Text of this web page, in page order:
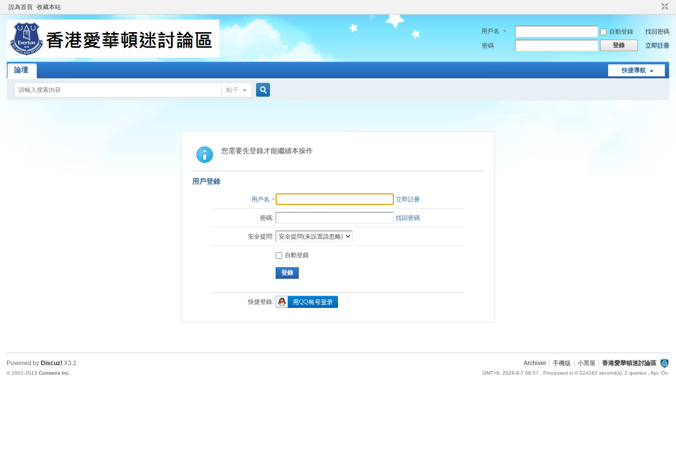
設為首頁 收藏本站
用戶名 自動登錄
找回密碼
密碼
登錄 立即註冊
快捷導航
論壇
帖子
索
您需要先登錄才能繼續本操作
用戶登錄
用戶名 立即註冊
密碼: 找回密碼
安全提問:
自動登錄
登錄
快捷登錄:
Archiver 手機版 小黑屋 香港愛華頓迷討論區
GMT+8, 2026-8-7 08:57 , Processed in 0.024162 second(s), 2 queries , Apc On.
Powered by Discuz! X3.2
© 2001-2013Comsenz Inc.